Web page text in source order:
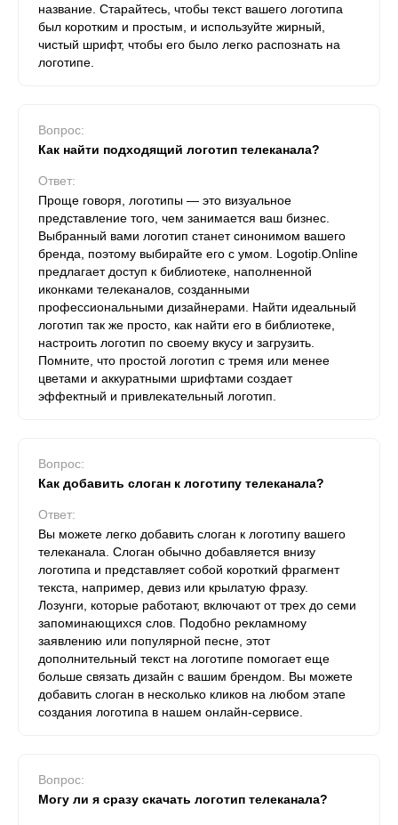
название. Старайтесь, чтобы текст вашего логотипа
был коротким и простым, и используйте жирный,
чистый шрифт, чтобы его было легко распознать на
логотипе.
Вопрос:
Как найти подходящий логотип телеканала?
Ответ:
Проще говоря, логотипы — это визуальное
представление того, чем занимается ваш бизнес.
Выбранный вами логотип станет синонимом вашего
бренда, поэтому выбирайте его с умом. Logotip.Online
предлагает доступ к библиотеке, наполненной
иконками телеканалов, созданными
профессиональными дизайнерами. Найти идеальный
логотип так же просто, как найти его в библиотеке,
настроить логотип по своему вкусу и загрузить.
Помните, что простой логотип с тремя или менее
цветами и аккуратными шрифтами создает
эффектный и привлекательный логотип.
Вопрос:
Как добавить слоган к логотипу телеканала?
Ответ:
Вы можете легко добавить слоган к логотипу вашего
телеканала. Слоган обычно добавляется внизу
логотипа и представляет собой короткий фрагмент
текста, например, девиз или крылатую фразу.
Лозунги, которые работают, включают от трех до семи
запоминающихся слов. Подобно рекламному
заявлению или популярной песне, этот
дополнительный текст на логотипе помогает еще
больше связать дизайн с вашим брендом. Вы можете
добавить слоган в несколько кликов на любом этапе
создания логотипа в нашем онлайн-сервисе.
Вопрос:
Могу ли я сразу скачать логотип телеканала?